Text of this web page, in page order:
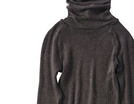
ジュニア・ティーンズ下着